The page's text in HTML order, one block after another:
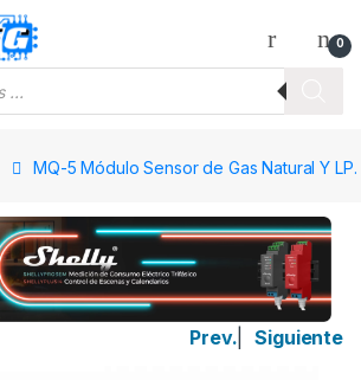
0
MQ-5 Módulo Sensor de Gas Natural Y LP.
Prev. Siguiente